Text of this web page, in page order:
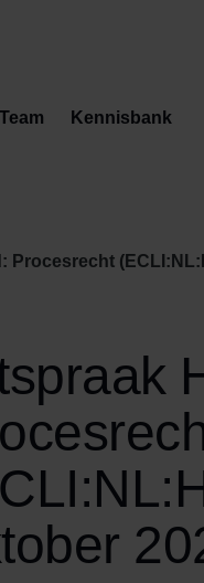
Team Kennisbank
Procesrecht